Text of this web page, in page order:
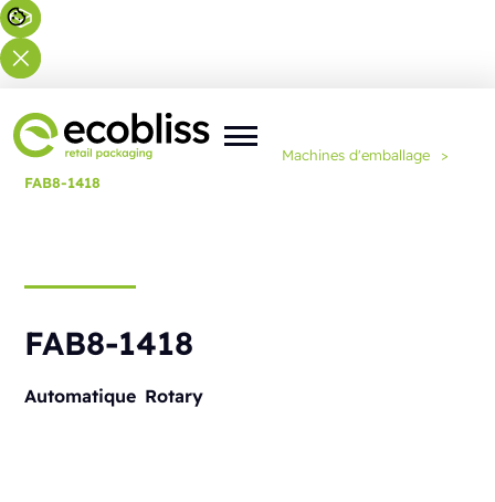
Vous êtes ici : Accueil Machines d'emballage
>
FAB8-1418
FAB8-1418
Automatique Rotary